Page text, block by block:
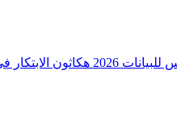
2026 هكاثون الابتكار